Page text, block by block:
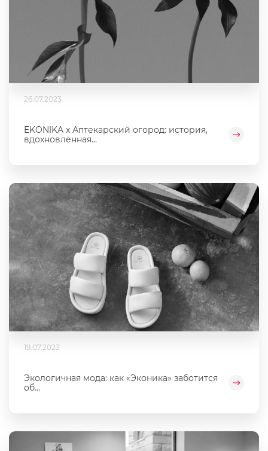
26.07.2023
EKONIKA x Аптекарский огород: история,
вдохновлённая...
19.07.2023
Экологичная мода: как «Эконика» заботится
об...